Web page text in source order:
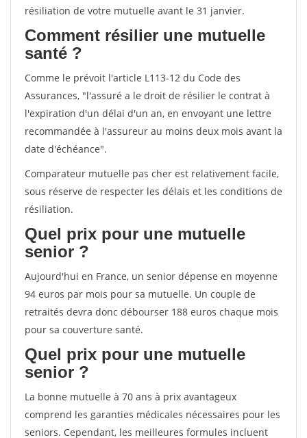
résiliation de votre mutuelle avant le 31 janvier.
Comment résilier une mutuelle
santé ?
Comme le prévoit l'article L113-12 du Code des
Assurances, "l'assuré a le droit de résilier le contrat à
l'expiration d'un délai d'un an, en envoyant une lettre
recommandée à l'assureur au moins deux mois avant la
date d'échéance".
Comparateur mutuelle pas cher est relativement facile,
sous réserve de respecter les délais et les conditions de
résiliation.
Quel prix pour une mutuelle
senior ?
Aujourd'hui en France, un senior dépense en moyenne
94 euros par mois pour sa mutuelle. Un couple de
retraités devra donc débourser 188 euros chaque mois
pour sa couverture santé.
Quel prix pour une mutuelle
senior ?
La bonne mutuelle à 70 ans à prix avantageux
comprend les garanties médicales nécessaires pour les
seniors. Cependant, les meilleures formules incluent